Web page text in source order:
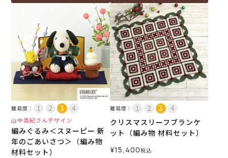
難易度：
山中真紀さんデザイン
編みぐるみ＜スヌーピー 新
年のごあいさつ＞（編み物
材料セット）
難易度：
クリスマスリーフブランケ
ット（編み物 材料セット）
¥15,400税込